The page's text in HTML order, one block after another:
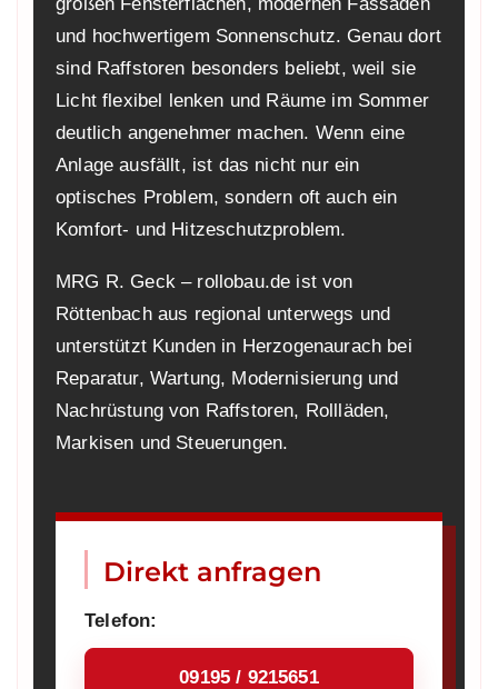
und hochwertigem Sonnenschutz. Genau dort
sind Raffstoren besonders beliebt, weil sie
Licht flexibel lenken und Räume im Sommer
deutlich angenehmer machen. Wenn eine
Anlage ausfällt, ist das nicht nur ein
optisches Problem, sondern oft auch ein
Komfort- und Hitzeschutzproblem.
MRG R. Geck – rollobau.de ist von
Röttenbach aus regional unterwegs und
unterstützt Kunden in Herzogenaurach bei
Reparatur, Wartung, Modernisierung und
Nachrüstung von Raffstoren, Rollläden,
Markisen und Steuerungen.
Direkt anfragen
Telefon:
09195 / 9215651